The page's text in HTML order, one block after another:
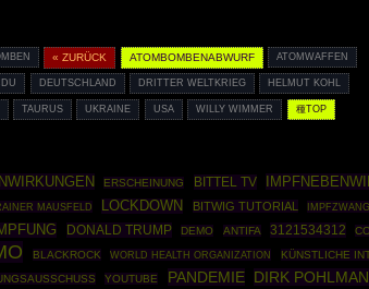
« ZURÜCK ATOMBOMBENABWURF ATOMWAFFEN
DEUTSCHLAND DRITTER WELTKRIEG HELMUT KOHL
TAURUS UKRAINE USA WILLY WIMMER 種TOP
ERSCHEINUNG BITTEL TV
MAUSFELD LOCKDOWN BITWIG TUTORIAL IMPFZWANG
DONALD TRUMP DEMO ANTIFA 3121534312
BLACKROCK WORLD HEALTH ORGANIZATION KÜNSTLICHE
YOUTUBE PANDEMIE DIRK